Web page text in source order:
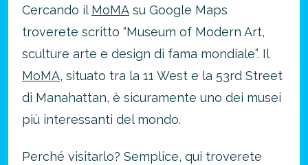
Cercando il MoMA su Google Maps
troverete scritto “Museum of Modern Art,
sculture arte e design di fama mondiale”. Il
MoMA, situato tra la 11 West e la 53rd Street
di Manahattan, è sicuramente uno dei musei
più interessanti del mondo.
Perché visitarlo? Semplice, qui troverete